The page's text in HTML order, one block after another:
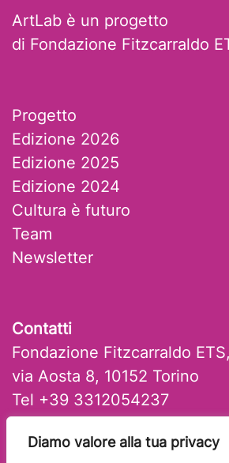
Diamo valore alla tua privacy
ArtLab è un progetto
di Fondazione Fitzcarraldo
Progetto
Edizione 2026
Edizione 2025
Edizione 2024
Cultura è futuro
Team
Newsletter
Contatti
Fondazione Fitzcarraldo ETS,
via Aosta 8, 10152 Torino
Tel +39 3312054237